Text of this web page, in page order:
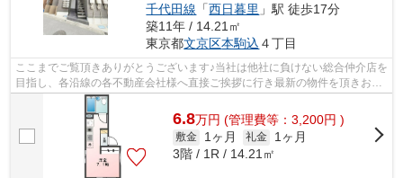
千代田線 「西日暮里 」駅 徒歩17分
築11年 / 14.21㎡
東京都文京区本駒込 ４丁目
ここまでご覧頂きありがとうございます♪当社は他社に負けない総合仲介店を
目指し、各沿線の各不動産会社様へ直接ご挨拶に行き最新の物件を頂きお客
様へ提供しております！最新の情報は...
6.8万円 (管理費等：3,200円 )
敷金 1ヶ月 礼金
1ヶ月
3階 / 1R / 14.21㎡